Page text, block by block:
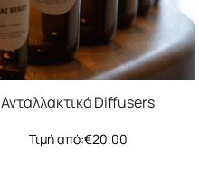
Ανταλλακτικά Diffusers
Τιμή από:€20.00